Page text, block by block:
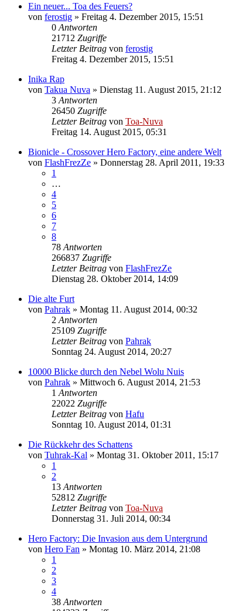
Ein neuer... Toa des Feuers?
von ferostig » Freitag 4. Dezember 2015, 15:51
0 Antworten
21712 Zugriffe
Letzter Beitrag von ferostig
Freitag 4. Dezember 2015, 15:51
Inika Rap
von Takua Nuva » Dienstag 11. August 2015, 21:12
3 Antworten
26450 Zugriffe
Letzter Beitrag von Toa-Nuva
Freitag 14. August 2015, 05:31
Bionicle - Crossover Hero Factory, eine andere Welt
von FlashFrezZe » Donnerstag 28. April 2011, 19:33
1
…
4
5
6
7
8
78 Antworten
266837 Zugriffe
Letzter Beitrag von FlashFrezZe
Dienstag 28. Oktober 2014, 14:09
Die alte Furt
von Pahrak » Montag 11. August 2014, 00:32
2 Antworten
25109 Zugriffe
Letzter Beitrag von Pahrak
Sonntag 24. August 2014, 20:27
10000 Blicke durch den Nebel Wolu Nuis
von Pahrak » Mittwoch 6. August 2014, 21:53
1 Antworten
22022 Zugriffe
Letzter Beitrag von Hafu
Sonntag 10. August 2014, 01:31
Die Rückkehr des Schattens
von Tuhrak-Kal » Montag 31. Oktober 2011, 15:17
1
2
13 Antworten
52812 Zugriffe
Letzter Beitrag von Toa-Nuva
Donnerstag 31. Juli 2014, 00:34
Hero Factory: Die Invasion aus dem Untergrund
von Hero Fan » Montag 10. März 2014, 21:08
1
2
3
4
38 Antworten